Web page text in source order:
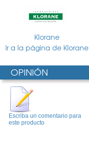
Klorane
Ir a la página de Klorane
OPINIÓN
Escriba un comentario para
este producto
50ml
2.64 € 20.99 €